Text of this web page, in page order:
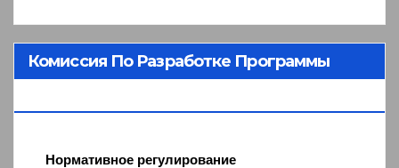
Комиссия По Разработке Программы
Нормативное регулирование